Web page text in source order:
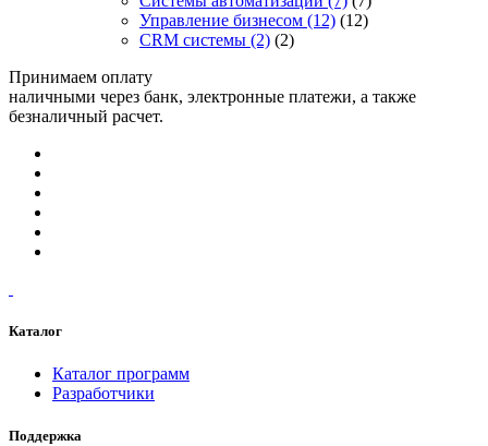
Управление бизнесом (12) (12)
CRM системы (2) (2)
Принимаем оплату
наличными через банк, электронные платежи, а также
безналичный расчет.
Каталог
Каталог программ
Разработчики
Поддержка